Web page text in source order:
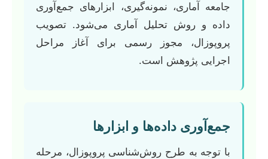
جامعه آماری، نمونه‌گیری، ابزارهای جمع‌آوری
داده و روش تحلیل آماری می‌شود. تصویب
پروپوزال، مجوز رسمی برای آغاز مراحل
اجرایی پژوهش است.
جمع‌آوری داده‌ها و ابزارها
با توجه به طرح روش‌شناسی پروپوزال، مرحله